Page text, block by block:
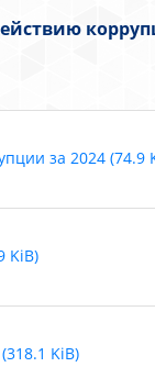
за 2024 (74.9
KiB)
KiB)